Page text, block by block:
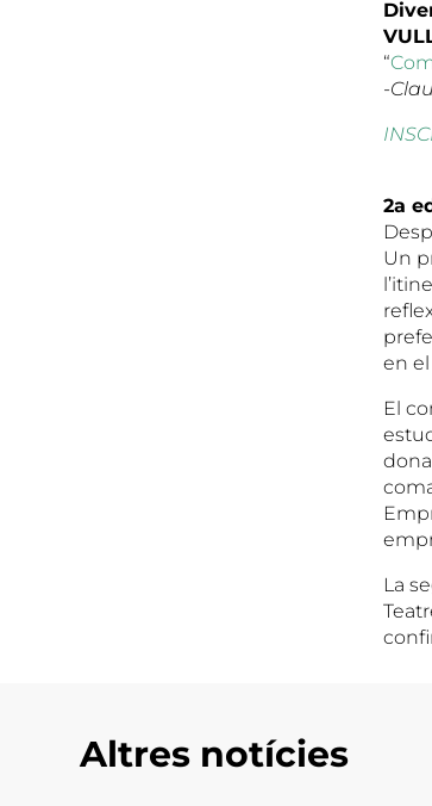
“
-
2a
Un
en
El
La
Altres notícies